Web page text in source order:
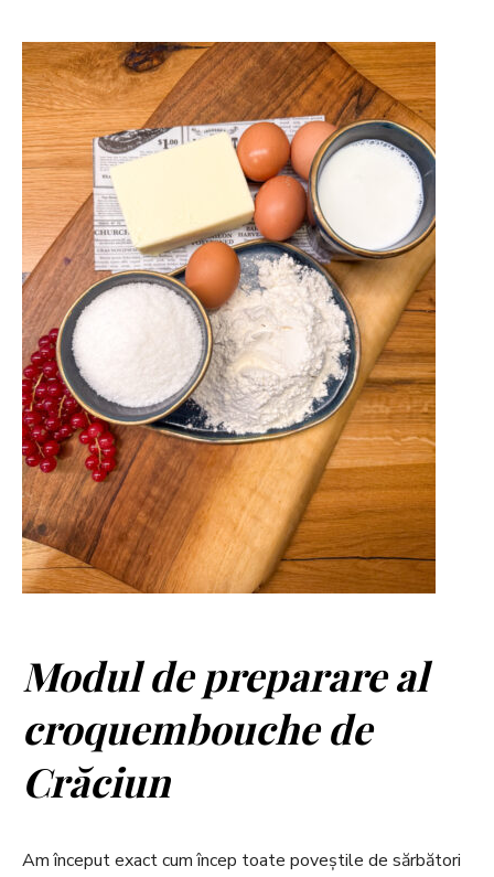
Modul de preparare al
croquembouche de
Crăciun
Am început exact cum încep toate poveștile de sărbători